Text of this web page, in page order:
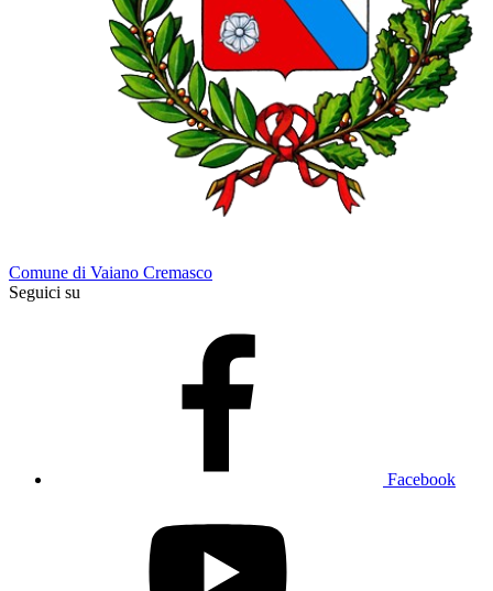
Comune di Vaiano Cremasco
Seguici su
Facebook